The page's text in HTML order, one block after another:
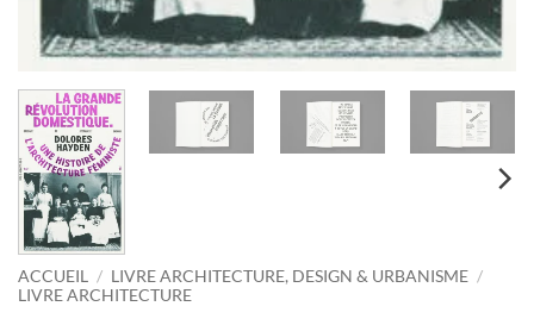
ACCUEIL / LIVRE ARCHITECTURE, DESIGN & URBANISME /
LIVRE ARCHITECTURE